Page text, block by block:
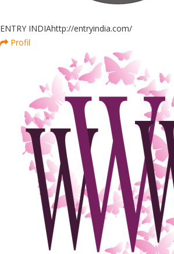
ENTRY INDIAhttp://entryindia.com/
Profil